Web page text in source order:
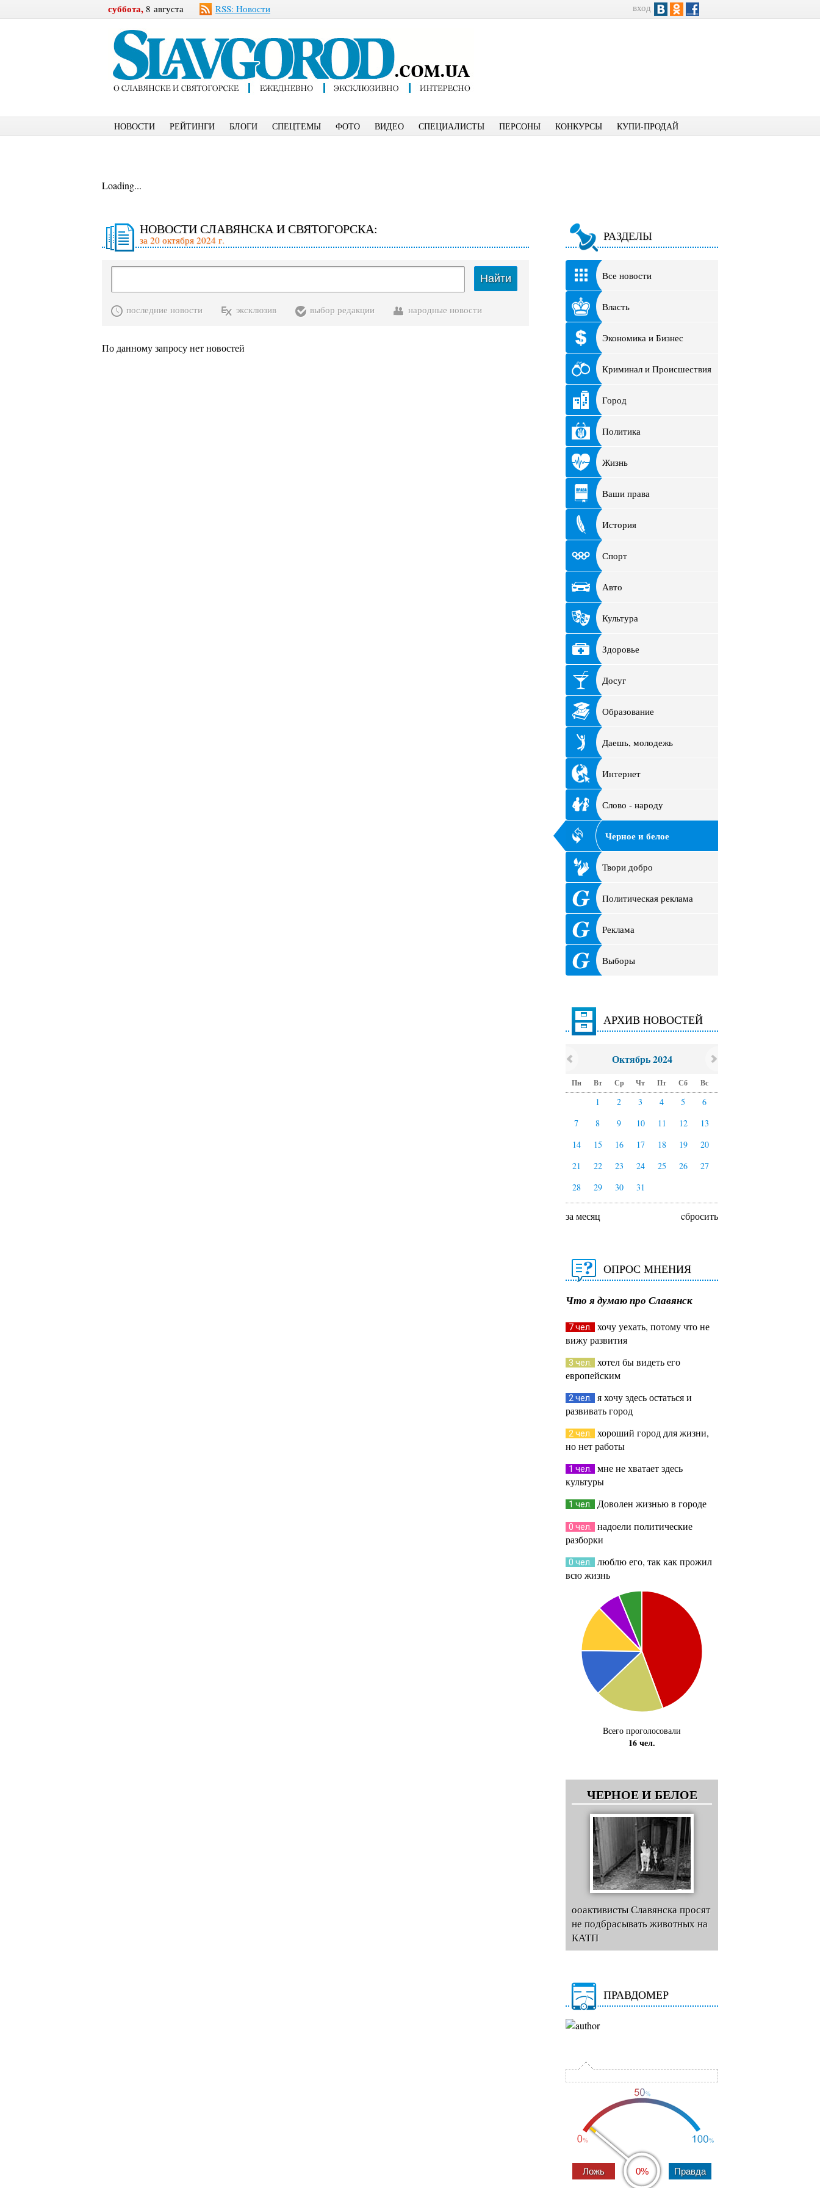
суббота, 8 августа RSS: Новости вход
НОВОСТИ РЕЙТИНГИ БЛОГИ СПЕЦТЕМЫ ФОТО ВИДЕО СПЕЦИАЛИСТЫ ПЕРСОНЫ КОНКУРСЫ КУПИ-ПРОДАЙ
Loading...
НОВОСТИ СЛАВЯНСКА И СВЯТОГОРСКА:
за 20 октября 2024 г.
Найти
последние новости эксклюзив выбор редакции народные новости
По данному запросу нет новостей
РАЗДЕЛЫ
Все новости
Власть
Экономика и Бизнес
Криминал и Происшествия
Город
Политика
Жизнь
Ваши права
История
Спорт
Авто
Культура
Здоровье
Досуг
Образование
Даешь, молодежь
Интернет
Слово - народу
Черное и белое
Твори добро
Политическая реклама
Реклама
Выборы
АРХИВ НОВОСТЕЙ
Октябрь 2024
Пн Вт Ср Чт Пт Сб Вс
1 2 3 4 5
6
7
8 9 10 11 12
13
14
15 16 17 18 19
20
21
22 23 24 25 26
27
28
29 30 31
за месяц cбросить
ОПРОС МНЕНИЯ
Что я думаю про Славянск
7 чел.
хочу уехать, потому что не
вижу развития
3 чел.
хотел бы видеть его
европейским
2 чел.
я хочу здесь остаться и
развивать город
2 чел.
хороший город для жизни,
но нет работы
1 чел.
мне не хватает здесь
культуры
1 чел. Доволен жизнью в городе
0 чел.
надоели политические
разборки
0 чел.
люблю его, так как прожил
всю жизнь
Всего проголосовали
16 чел.
ЧЕРНОЕ И БЕЛОЕ
ооактивисты Славянска просят
не подбрасывать животных на
КАТП
ПРАВДОМЕР
0%